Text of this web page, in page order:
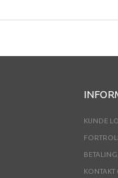
KUNDE
KONTAKT